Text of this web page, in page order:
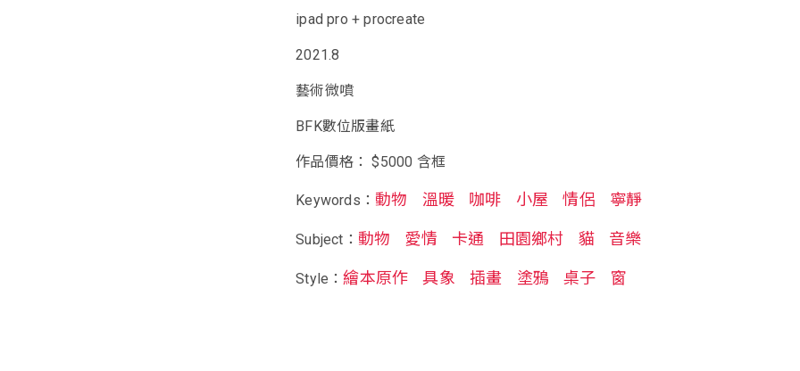
ipad pro + procreate
2021.8
藝術微噴
BFK數位版畫紙
作品價格： $5000 含框
Keywords： 動物 溫暖 咖啡 小屋 情侶 寧靜
Subject： 動物 愛情 卡通 田園鄉村 貓 音樂
Style：繪本原作 具象 插畫 塗鴉 桌子 窗